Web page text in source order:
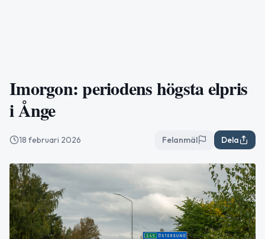
Imorgon: periodens högsta elpris
i Ånge
18 februari 2026 Felanmäl Dela